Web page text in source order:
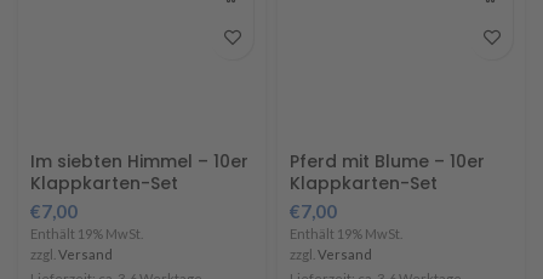
Im siebten Himmel – 10er
Klappkarten-Set
€7,00
Enthält 19% MwSt.
zzgl. Versand
Pferd mit Blume – 10er
Klappkarten-Set
€7,00
Enthält 19% MwSt.
zzgl. Versand